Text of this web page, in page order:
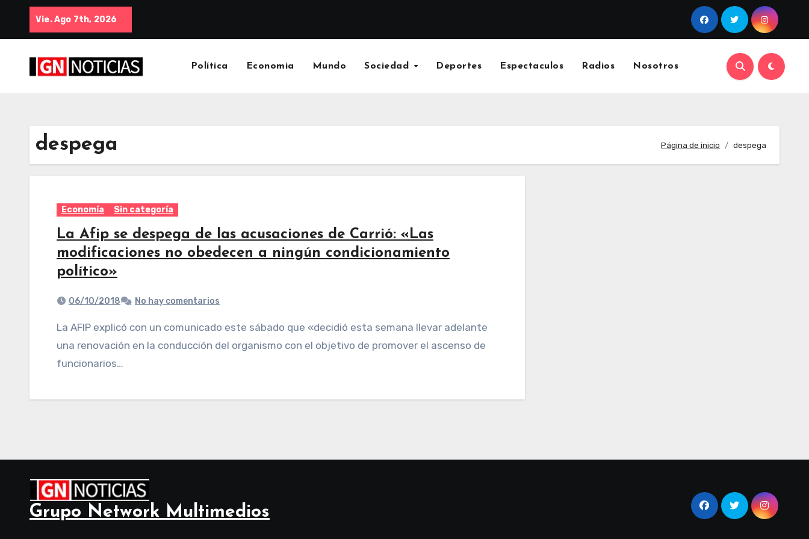
Vie. Ago 7th, 2026
Política Economia Mundo Sociedad Deportes Espectaculos Radios Nosotros
despega Página de inicio despega
Economía Sin categoría
La Afip se despega de las acusaciones de Carrió: «Las
modificaciones no obedecen a ningún condicionamiento
político»
06/10/2018 No hay comentarios
La AFIP explicó con un comunicado este sábado que «decidió esta semana llevar adelante
una renovación en la conducción del organismo con el objetivo de promover el ascenso de
funcionarios…
Grupo Network Multimedios